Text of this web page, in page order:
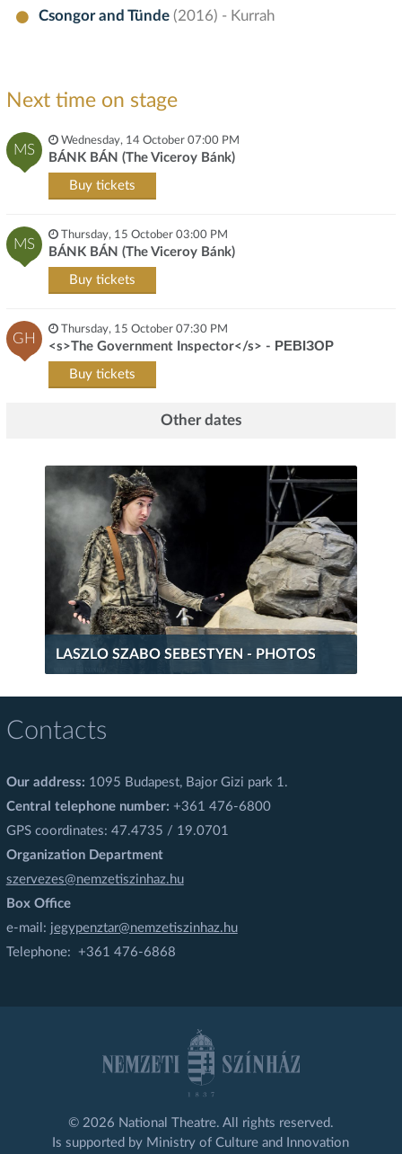
Csongor and Tünde (2016) - Kurrah
Next time on stage
MS
Wednesday, 14 October 07:00 PM
BÁNK BÁN (The Viceroy Bánk)
Buy tickets
MS
Thursday, 15 October 03:00 PM
BÁNK BÁN (The Viceroy Bánk)
Buy tickets
GH
Thursday, 15 October 07:30 PM
<s>The Government Inspector</s> - РЕВІЗОР
Buy tickets
Other dates
LASZLO SZABO SEBESTYEN - PHOTOS
Contacts
Our address: 1095 Budapest, Bajor Gizi park 1.
Central telephone number: +361 476-6800
GPS coordinates: 47.4735 / 19.0701
Organization Department
szervezes@nemzetiszinhaz.hu
Box Office
e-mail: jegypenztar@nemzetiszinhaz.hu
Telephone: +361 476-6868
© 2026 National Theatre. All rights reserved.
Is supported by Ministry of Culture and Innovation